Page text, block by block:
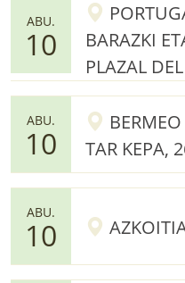
ABU.
10
BARAZKI
PLAZAL
ABU.
10
TAR KEPA,
ABU.
10